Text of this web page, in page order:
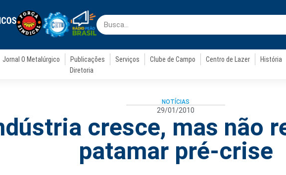
Jornal O Metalúrgico Publicações Serviços Clube de Campo Centro de Lazer
História
Diretoria
NOTÍCIAS
29/01/2010
cresce, mas não
patamar pré-crise